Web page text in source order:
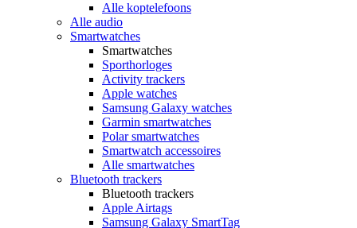
Alle koptelefoons
Alle audio
Smartwatches
Smartwatches
Sporthorloges
Activity trackers
Apple watches
Samsung Galaxy watches
Garmin smartwatches
Polar smartwatches
Smartwatch accessoires
Alle smartwatches
Bluetooth trackers
Bluetooth trackers
Apple Airtags
Samsung Galaxy SmartTag